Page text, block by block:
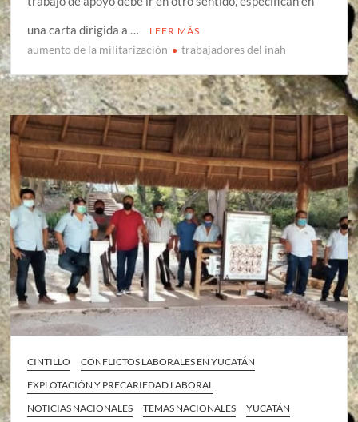
una carta dirigida a …
LEER MÁS
aumento de la militarización trabajadores del inah
CINTILLO
CONFLICTOS LABORALES EN YUCATÁN
EXPLOTACIÓN Y PRECARIEDAD LABORAL
NOTICIAS NACIONALES
TEMAS NACIONALES YUCATÁN